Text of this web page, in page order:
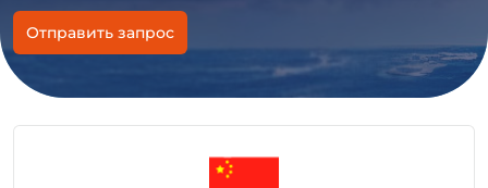
Отправить запрос